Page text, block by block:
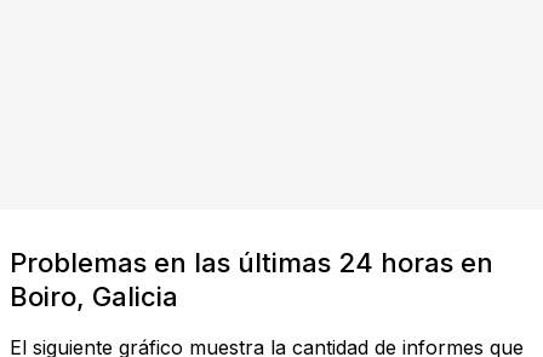
Problemas en las últimas 24 horas en
Boiro, Galicia
El siguiente gráfico muestra la cantidad de informes que